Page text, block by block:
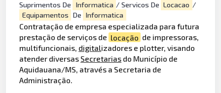
Suprimentos De
Informatica / Servicos De Locacao /
Equipamentos De Informatica
Contratação de empresa especializada para futura
prestação de serviços de locação de impressoras,
multifuncionais, digitalizadores e plotter, visando
atender diversas Secretarias do Município de
Aquidauana/MS, através a Secretaria de
Administração.